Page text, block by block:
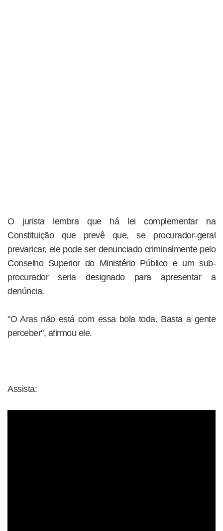
O jurista lembra que há lei complementar na
Constituição que prevê que, se procurador-geral
prevaricar, ele pode ser denunciado criminalmente pelo
Conselho Superior do Ministério Público e um sub-
procurador seria designado para apresentar a
denúncia.
"O Aras não está com essa bola toda. Basta a gente
perceber", afirmou ele.
Assista: